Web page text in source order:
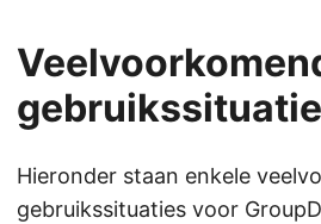
Hieronder staan enkele
gebruikssituaties voor